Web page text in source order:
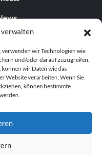
verwalten
verwenden wir Technologien wie
und/oder darauf zuzugreifen.
können wir Daten wie das
Website verarbeiten. Wenn Sie
können bestimmte
Games